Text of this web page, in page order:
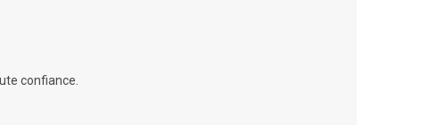
confiance.